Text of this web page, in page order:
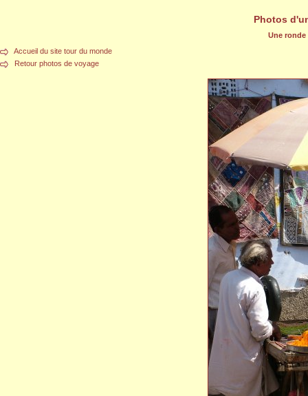
Photos
Une
Accueil du site tour du monde
Retour photos de voyage